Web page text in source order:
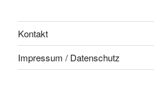
Kontakt
Impressum / Datenschutz